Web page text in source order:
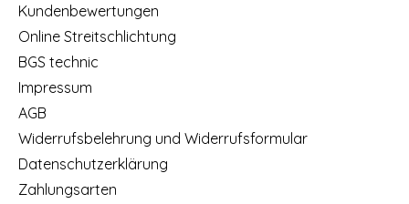
Kundenbewertungen
Online Streitschlichtung
BGS technic
Impressum
AGB
Widerrufsbelehrung und Widerrufsformular
Datenschutzerklärung
Zahlungsarten